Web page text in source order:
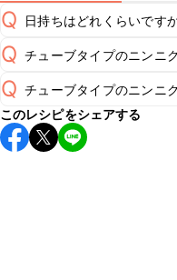
Q 日持ちはどれくらいです
A
こちらのレシピは出来た
すすめします。
※日持ちは目安です。
Q チューブタイプのニンニ
A
チューブタイプのニンニ
す。小さじ1/4を目安に加
Q チューブタイプのニンニ
A
チューブタイプのニンニ
す。小さじ1/4を目安に加
このレシピをシェアする